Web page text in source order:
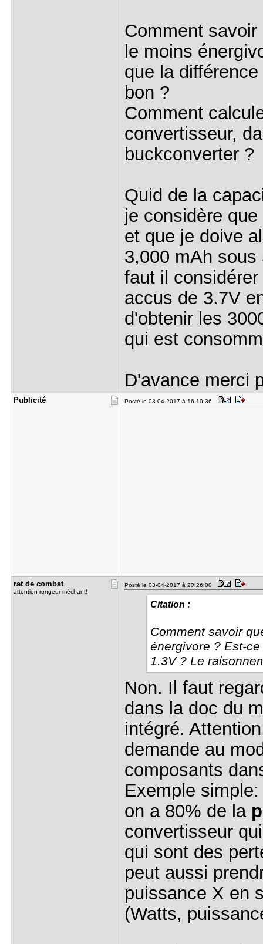
Comment
le moins
que la
bon ?
Comment
convertisseur,
buckconverter ?
Quid de la
je considère
et que je doive
3,000 mAh
faut il
accus de 3.7V
d'obtenir les
qui est
D'avance merci
Publicité Posté le 03-04-2017 à 16:10:36
rat de com​bat
attention rongeur méchant!
Posté le 03-04-2017 à 20:26:00
Citation :
Comment savoir
énergivore ? Est-
1.3V ? Le
Non. Il faut
dans la doc du
intégré.
demande au
composants
Exemple
on a 80% de la
convertisseur
qui sont des
peut aussi
puissance X en
(Watts,